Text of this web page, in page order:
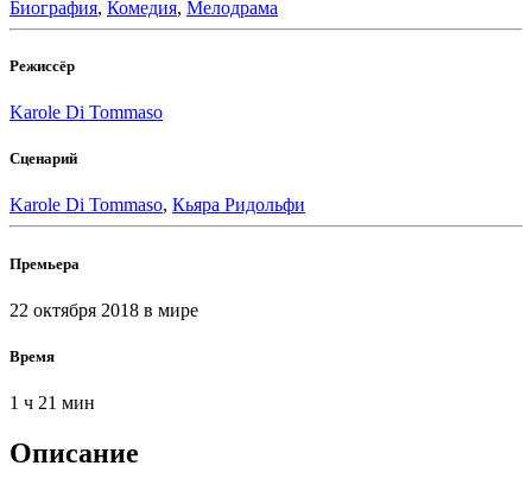
Биография, Комедия, Мелодрама
Режиссёр
Karole Di Tommaso
Сценарий
Karole Di Tommaso, Кьяра Ридольфи
Премьера
22 октября 2018 в мире
Время
1 ч 21 мин
Описание